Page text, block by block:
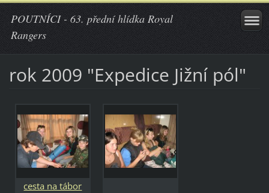
POUTNÍCI - 63. přední hlídka Royal
Rangers
rok 2009 "Expedice Jižní pól"
cesta na tábor